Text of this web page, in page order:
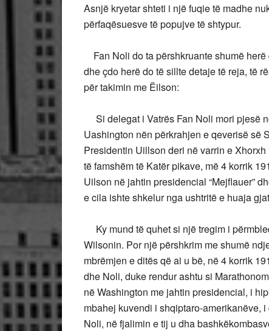
Asnjë kryetar shteti i një fuqie të madhe
përfaqësuesve të popujve të shtypur.
Fan Noli do ta përshkruante shumë
dhe çdo herë do të sillte detaje të reja, të
për takimin me Ëilson:
Si delegat i Vatrës Fan Noli mori pjesë
Uashington nën përkrahjen e qeverisë së
Presidentin Uillson deri në varrin e
të famshëm të Katër pikave, më 4 korrik
Uilson në jahtin presidencial “Mejflauer”
e cila ishte shkelur nga ushtritë e huaja
Ky mund të quhet si një tregim i
Wilsonin. Por një përshkrim me shumë
mbrëmjen e ditës që ai u bë, në 4 korrik
dhe Noli, duke rendur ashtu si
në Washington me jahtin presidencial, i
mbahej kuvendi i shqiptaro-amerikanëve,
Noli, në fjalimin e tij u dha